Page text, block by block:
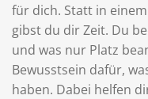
für dich. Statt in
gibst du dir Zeit. Du
und was nur Platz
Bewusstsein dafür,
haben. Dabei helfen